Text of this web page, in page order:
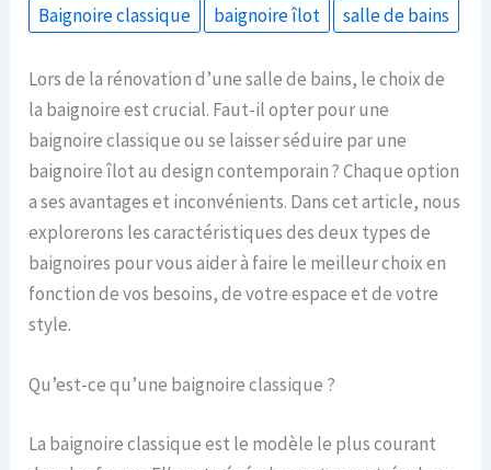
Baignoire classique baignoire îlot salle de bains
Lors de la rénovation d’une salle de bains, le choix de
la baignoire est crucial. Faut-il opter pour une
baignoire classique ou se laisser séduire par une
baignoire îlot au design contemporain ? Chaque option
a ses avantages et inconvénients. Dans cet article, nous
explorerons les caractéristiques des deux types de
baignoires pour vous aider à faire le meilleur choix en
fonction de vos besoins, de votre espace et de votre
style.
Qu’est-ce qu’une baignoire classique ?
La baignoire classique est le modèle le plus courant